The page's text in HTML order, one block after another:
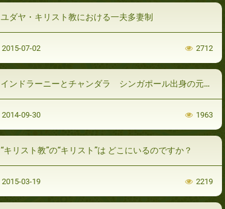
ユダヤ・キリスト教における一夫多妻制
2015-07-02 2712
インドラーニーとチャンダラ シンガポール出身の元ヒンズー教徒（中）
2014-09-30 1963
“キリスト教”の“キリスト”は どこにいるのですか？
2015-03-19 2219